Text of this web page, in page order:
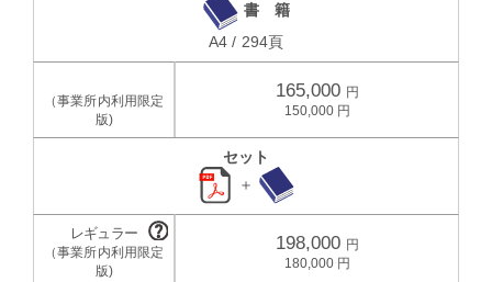
書 籍
A4 / 294頁
165,000
150,000
セット
＋
198,000
180,000